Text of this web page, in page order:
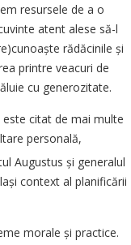
resursele de a o
atent alese să-l
rădăcinile și
printre veacuri de
cu generozitate.
citat de mai multe
personală,
Augustus și generalul
context al planificării
morale și practice.